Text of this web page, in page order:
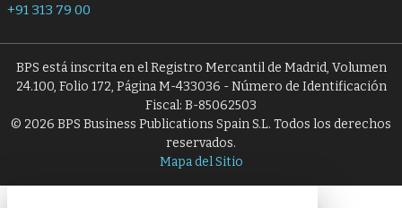
+91 313 79 00
BPS está inscrita en el Registro Mercantil de Madrid, Volumen
24.100, Folio 172, Página M-433036 - Número de Identificación
Fiscal: B-85062503
© 2026 BPS Business Publications Spain S.L. Todos los derechos
reservados.
Mapa del Sitio